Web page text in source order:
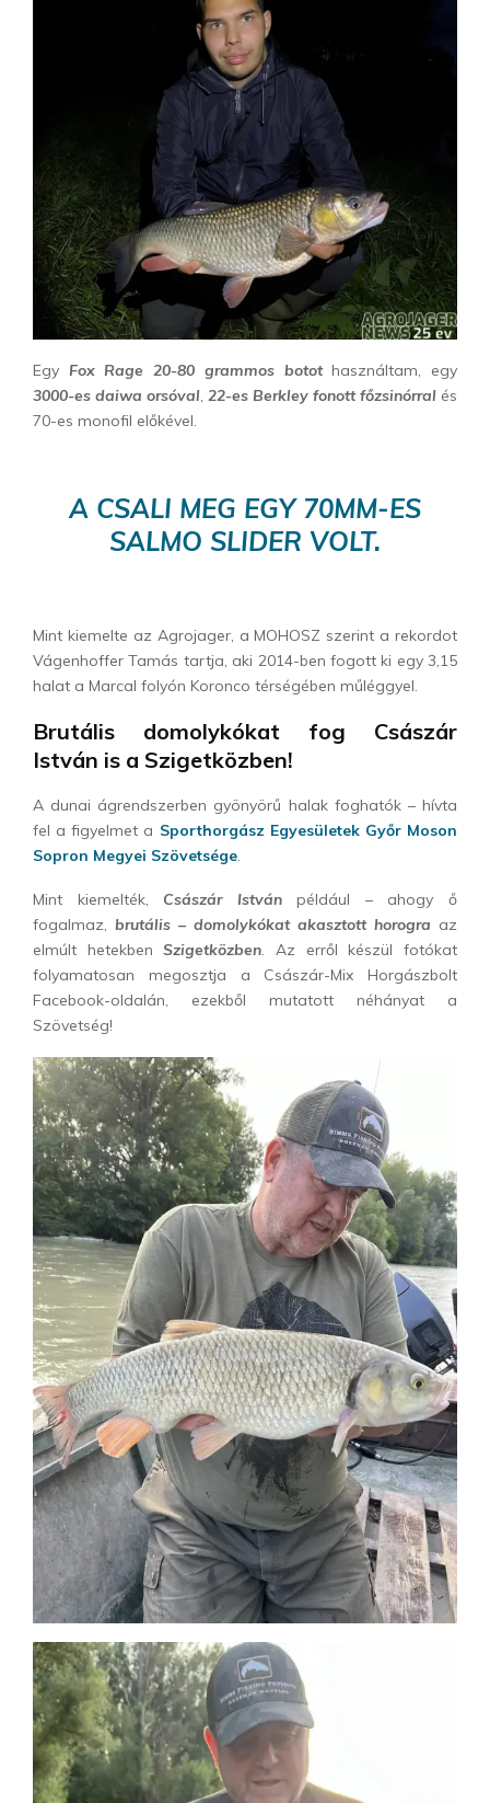
Egy Fox Rage 20-80 grammos botothasználtam, egy
3000-es daiwa orsóval 22-es Berkley fonott főzsinórral és
70-es monofil előkével.
A CSALI MEG EGY 70MM-ES
SALMO SLIDER VOLT.
Mint kiemelte az Agrojager, a MOHOSZ szerint a rekordot
Vágenhoffer Tamás tartja, aki 2014-ben fogott ki egy 3,15
halat a Marcal folyón Koronco térségében műléggyel.
Brutális domolykókat fog Császár
István is a Szigetközben!
A dunai ágrendszerben gyönyörű halak foghatók – hívta
fel a figyelmet a Sporthorgász Egyesületek Győr Moson
Sopron Megyei Szövetsége
Mint kiemelték, Császár István
például – ahogy ő
fogalmaz, brutális – domolykókat akasztott horogra az
elmúlt hetekbenSzigetközben . Az erről készül fotókat
folyamatosan megosztja a Császár-Mix Horgászbolt
Facebook-oldalán, ezekből mutatott néhányat a
Szövetség!